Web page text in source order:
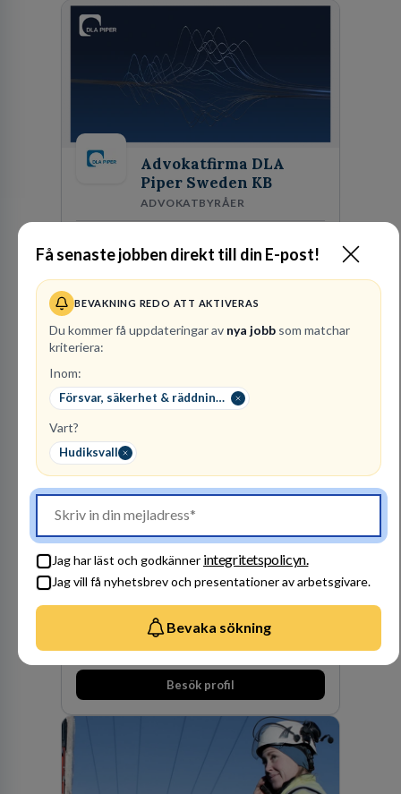
Få senaste jobben direkt till din E-post!
BEVAKNING REDO ATT AKTIVERAS
Du kommer få uppdateringar av nya jobb som matchar
kriteriera:
Inom:
Försvar, säkerhet & räddningstjänst
Vart?
Hudiksvall
Jag har läst och godkänner integritetspolicyn.
Jag vill få nyhetsbrev och presentationer av arbetsgivare.
Bevaka sökning
skydda, utveckla och kommersialisera
företagets viktigaste tillgångar.
Advokatfirma DLA
Piper Sweden KB
ADVOKATBYRÅER
DLA Piper är en av världens största
advokatbyråer med kontor i över 40 länder i
affärsjuridikens alla områden och vi har några
av världens ledande bolag som klienter. Med
Köpenhamn, Århus, Oslo och Helsingfors kan vi
på DLA Piper erbjuda våra klienter en unik,
expertis. På vårt kontor i centrala Stockholm är
vi idag drygt 240 medarbetare.
Besök profil
Finnvedens
Lastvagnar AB
ÅTERFÖRSÄLJARE
Finnvedens Lastvagnar startades 1997 när man
särskilde lastvagnsverksamheten från
personbilar på den dåvarande
huvudanläggningen i Värnamo. Sedan dess har
man expanderat kraftigt genom ett antal
den största privata återförsäljaren av Volvo
Lastvagnar och finns representerade på 20
Besök profil